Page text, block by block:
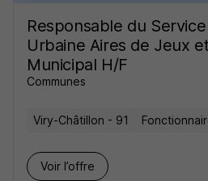
Responsable du
Urbaine Aires de Jeux
Municipal H/F
Communes
Viry-Châtillon - 91
Voir l’offre